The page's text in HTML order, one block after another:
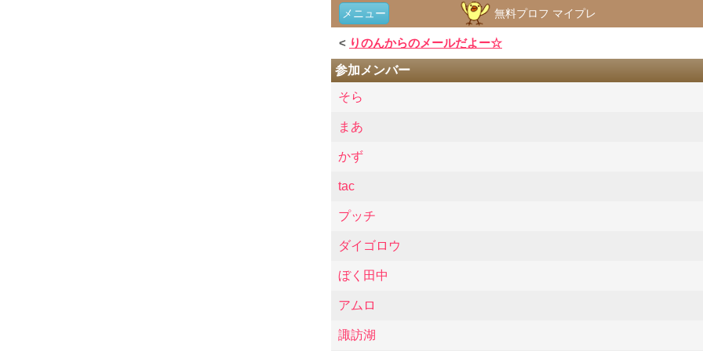
メニュー 無料プロフ マイプレ
< りのんからのメールだよー☆
参加メンバー
そら
まあ
かず
tac
プッチ
ダイゴロウ
ぼく田中
アムロ
諏訪湖